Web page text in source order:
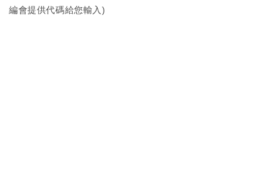
編會提供代碼給您輸入)